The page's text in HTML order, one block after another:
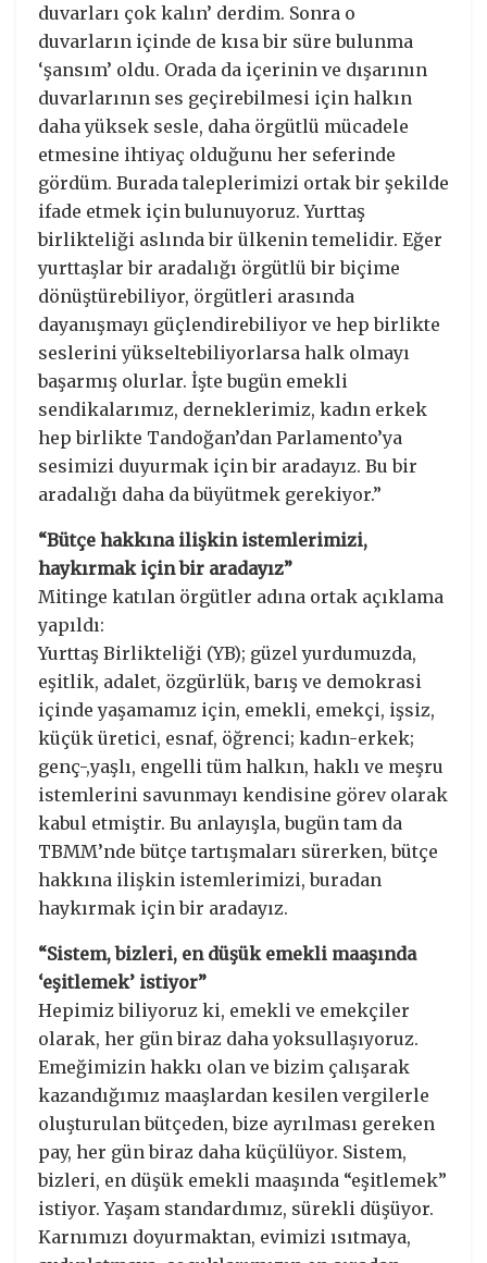
duvarları çok kalın’ derdim. Sonra o
duvarların içinde de kısa bir süre bulunma
‘şansım’ oldu. Orada da içerinin ve dışarının
duvarlarının ses geçirebilmesi için halkın
daha yüksek sesle, daha örgütlü mücadele
etmesine ihtiyaç olduğunu her seferinde
gördüm. Burada taleplerimizi ortak bir şekilde
ifade etmek için bulunuyoruz. Yurttaş
birlikteliği aslında bir ülkenin temelidir. Eğer
yurttaşlar bir aradalığı örgütlü bir biçime
dönüştürebiliyor, örgütleri arasında
dayanışmayı güçlendirebiliyor ve hep birlikte
seslerini yükseltebiliyorlarsa halk olmayı
başarmış olurlar. İşte bugün emekli
sendikalarımız, derneklerimiz, kadın erkek
hep birlikte Tandoğan’dan Parlamento’ya
sesimizi duyurmak için bir aradayız. Bu bir
aradalığı daha da büyütmek gerekiyor.”
“Bütçe hakkına ilişkin istemlerimizi,
haykırmak için bir aradayız”
Mitinge katılan örgütler adına ortak açıklama
yapıldı:
Yurttaş Birlikteliği (YB); güzel yurdumuzda,
eşitlik, adalet, özgürlük, barış ve demokrasi
içinde yaşamamız için, emekli, emekçi, işsiz,
küçük üretici, esnaf, öğrenci; kadın-erkek;
genç-,yaşlı, engelli tüm halkın, haklı ve meşru
istemlerini savunmayı kendisine görev olarak
kabul etmiştir. Bu anlayışla, bugün tam da
TBMM’nde bütçe tartışmaları sürerken, bütçe
hakkına ilişkin istemlerimizi, buradan
haykırmak için bir aradayız.
“Sistem, bizleri, en düşük emekli maaşında
‘eşitlemek’ istiyor”
Hepimiz biliyoruz ki, emekli ve emekçiler
olarak, her gün biraz daha yoksullaşıyoruz.
Emeğimizin hakkı olan ve bizim çalışarak
kazandığımız maaşlardan kesilen vergilerle
oluşturulan bütçeden, bize ayrılması gereken
pay, her gün biraz daha küçülüyor. Sistem,
bizleri, en düşük emekli maaşında “eşitlemek”
istiyor. Yaşam standardımız, sürekli düşüyor.
Karnımızı doyurmaktan, evimizi ısıtmaya,